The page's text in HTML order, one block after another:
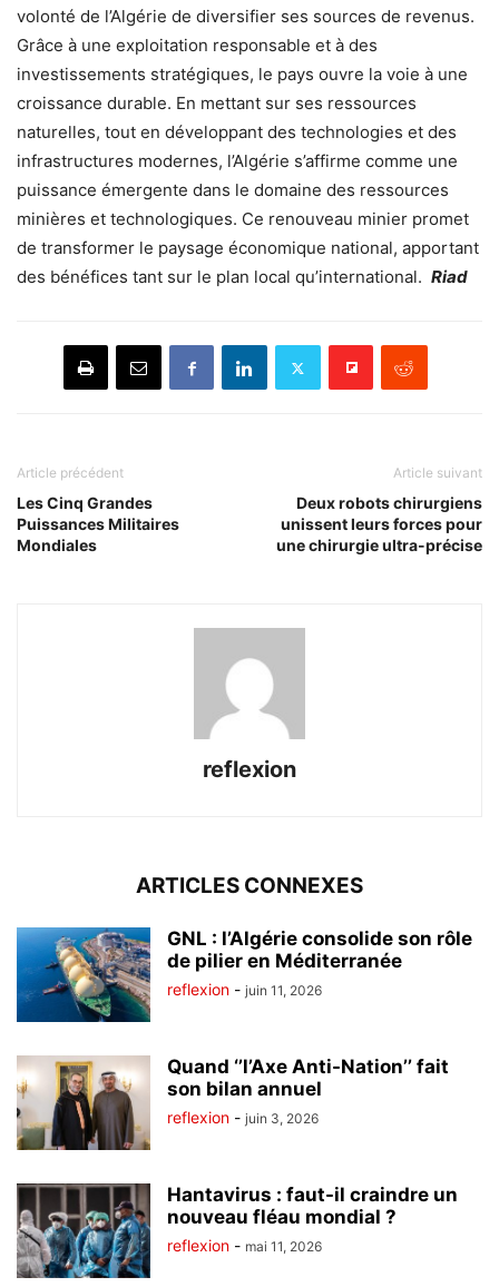
volonté de l’Algérie de diversifier ses sources de revenus.
Grâce à une exploitation responsable et à des
investissements stratégiques, le pays ouvre la voie à une
croissance durable. En mettant sur ses ressources
naturelles, tout en développant des technologies et des
infrastructures modernes, l’Algérie s’affirme comme une
puissance émergente dans le domaine des ressources
minières et technologiques. Ce renouveau minier promet
de transformer le paysage économique national, apportant
des bénéfices tant sur le plan local qu’international. Riad
Article précédent
Les Cinq Grandes
Puissances Militaires
Mondiales
Article suivant
Deux robots chirurgiens
unissent leurs forces pour
une chirurgie ultra-précise
reflexion
ARTICLES CONNEXES
GNL : l’Algérie consolide son rôle
de pilier en Méditerranée
reflexion - juin 11, 2026
Quand ‘’l’Axe Anti-Nation’’ fait
son bilan annuel
reflexion - juin 3, 2026
Hantavirus : faut-il craindre un
nouveau fléau mondial ?
reflexion - mai 11, 2026